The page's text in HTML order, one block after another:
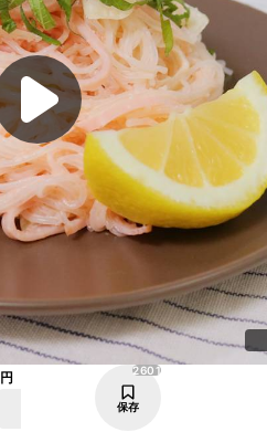
円 2601
保存